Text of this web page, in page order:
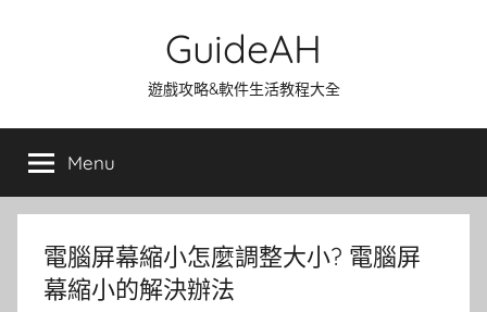
GuideAH
遊戲攻略&軟件生活教程大全
Menu
電腦屏幕縮小怎麼調整大小? 電腦屏
幕縮小的解決辦法